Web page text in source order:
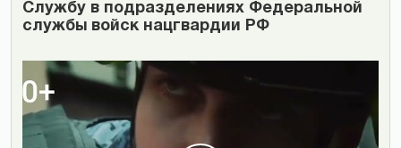
Cлужбу в подразделениях Федеральной
службы войск нацгвардии РФ